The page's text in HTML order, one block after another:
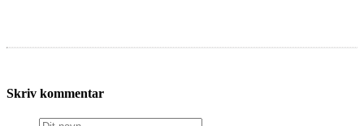
Skriv kommentar